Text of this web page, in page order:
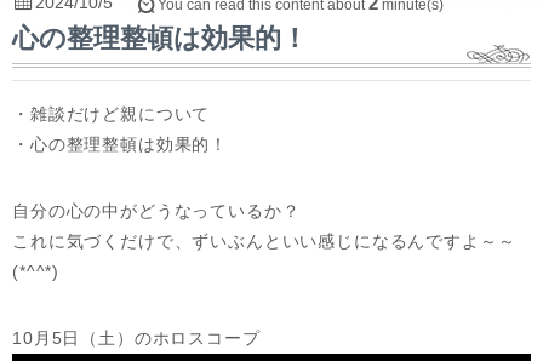
心の整理整頓は効果的！
You can read this content about minute(s)
・雑談だけど親について
・心の整理整頓は効果的！
自分の心の中がどうなっているか？
これに気づくだけで、ずいぶんといい感じになるんですよ～～
(*^^*)
10月5日（土）のホロスコープ